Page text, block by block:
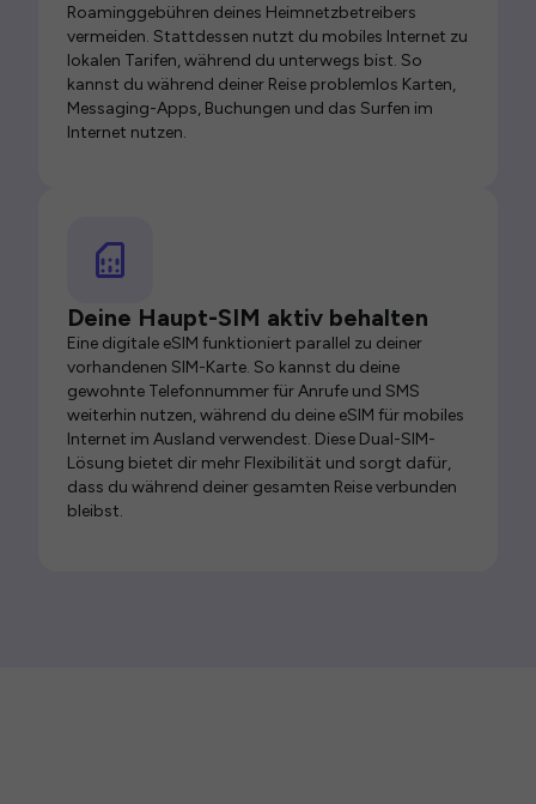
Roaminggebühren deines Heimnetzbetreibers
vermeiden. Stattdessen nutzt du mobiles Internet zu
lokalen Tarifen, während du unterwegs bist. So
kannst du während deiner Reise problemlos Karten,
Messaging-Apps, Buchungen und das Surfen im
Internet nutzen.
Deine Haupt-SIM aktiv behalten
Eine digitale eSIM funktioniert parallel zu deiner
vorhandenen SIM-Karte. So kannst du deine
gewohnte Telefonnummer für Anrufe und SMS
weiterhin nutzen, während du deine eSIM für mobiles
Internet im Ausland verwendest. Diese Dual-SIM-
Lösung bietet dir mehr Flexibilität und sorgt dafür,
dass du während deiner gesamten Reise verbunden
bleibst.